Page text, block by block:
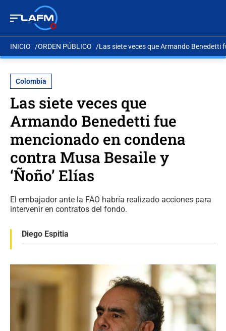
INICIO ORDEN PÚBLICO Las siete veces que Armando Benedetti
Colombia
Las siete veces que
Armando Benedetti fue
mencionado en condena
contra Musa Besaile y
‘Ñoño’ Elías
El embajador ante la FAO habría realizado acciones para
intervenir en contratos del fondo.
Diego Espitia